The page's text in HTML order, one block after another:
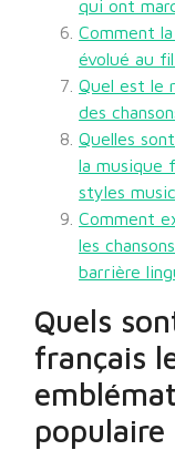
qui ont
Comment
évolué au
Quel est le
des
Quelles
la musique
styles
Comment
les
barrière
Quels
français
populaire